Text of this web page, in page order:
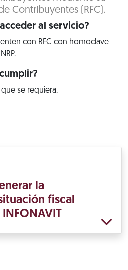
Contribuyentes (RFC).
al servicio?
con RFC con homoclave
se requiera.
la
fiscal